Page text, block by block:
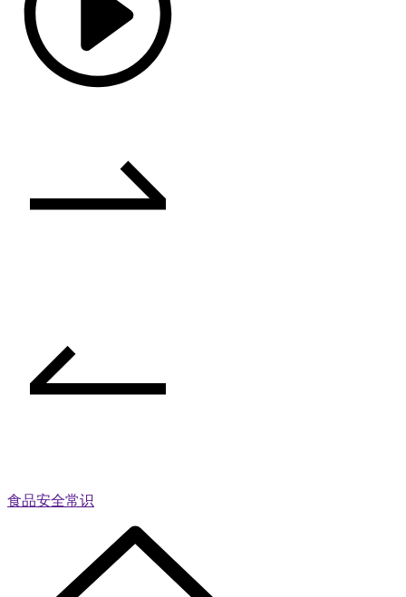
食品安全常识